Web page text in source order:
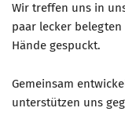
CLUB-
MCM Club TV
Wir treffen uns in
paar lecker
Hände gespuckt.
Gemeinsam
unterstützen uns